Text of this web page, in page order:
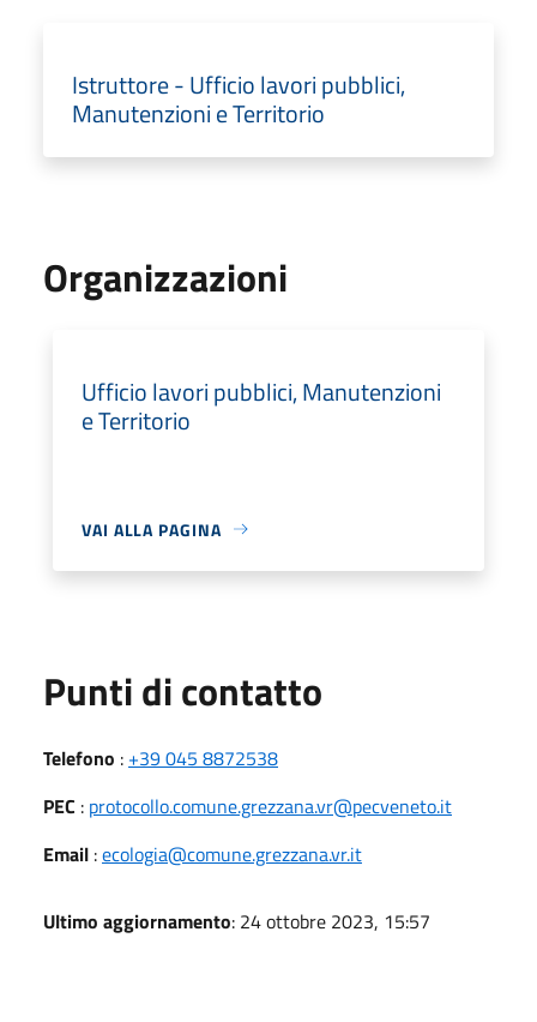
Istruttore - Ufficio lavori pubblici,
Manutenzioni e Territorio
Organizzazioni
Ufficio lavori pubblici, Manutenzioni
e Territorio
VAI ALLA PAGINA
Punti di contatto
Telefono : +39 045 8872538
PEC : protocollo.comune.grezzana.vr@pecveneto.it
Email :ecologia@comune.grezzana.vr.it
Ultimo aggiornamento: 24 ottobre 2023, 15:57